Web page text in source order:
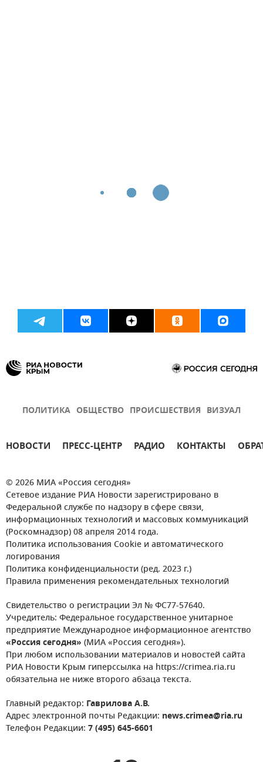
ПОЛИТИКА ОБЩЕСТВО ПРОИСШЕСТВИЯ ВИЗУАЛ
НОВОСТИ ПРЕСС-ЦЕНТР РАДИО КОНТАКТЫ
© 2026 МИА «Россия сегодня»
Сетевое издание РИА Новости зарегистрировано в
Федеральной службе по надзору в сфере связи,
информационных технологий и массовых коммуникаций
(Роскомнадзор) 08 апреля 2014 года.
Политика использования Cookie и автоматического
логирования
Политика конфиденциальности (ред. 2023 г.)
Правила применения рекомендательных технологий
Свидетельство о регистрации Эл № ФС77-57640.
Учредитель: Федеральное государственное унитарное
предприятие Международное информационное агентство
«Россия сегодня» (МИА «Россия сегодня»).
При любом использовании материалов и новостей сайта
РИА Новости Крым гиперссылка на https://crimea.ria.ru
обязательна не ниже второго абзаца текста.
Главный редактор: Гаврилова А.В.
Адрес электронной почты Редакции: news.crimea@ria.ru
Телефон Редакции: 7 (495) 645-6601